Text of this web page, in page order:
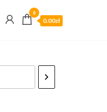
0
0.00zł